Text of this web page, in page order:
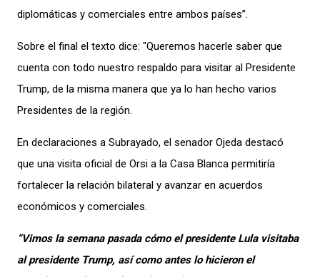
diplomáticas y comerciales entre ambos países”.
Sobre el final el texto dice: "Queremos hacerle saber que
cuenta con todo nuestro respaldo para visitar al Presidente
Trump, de la misma manera que ya lo han hecho varios
Presidentes de la región.
En declaraciones a Subrayado, el senador Ojeda destacó
que una visita oficial de Orsi a la Casa Blanca permitiría
fortalecer la relación bilateral y avanzar en acuerdos
económicos y comerciales.
“Vimos la semana pasada cómo el presidente Lula visitaba
al presidente Trump, así como antes lo hicieron el